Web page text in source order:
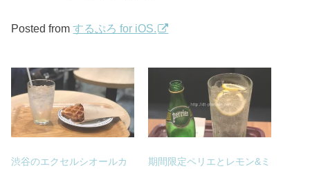
Posted fromするぷろ for iOS.
渋谷のエクセルシオールカ
期間限定ペリエとレモン&ミ